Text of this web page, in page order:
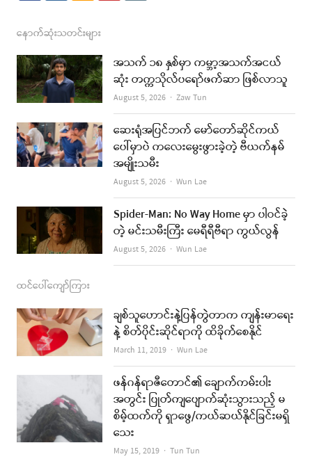
c
e
b
o
o
k
s
t
a
g
r
a
m
s
t
u
b
i
l
နောက်ဆုံးသတင်းများ
အသက် ၁၈ နှစ်မှာ ကမ္ဘာ့အသက်အငယ်
ဆုံး တက္ကသိုလ်ပရော်ဖက်ဆာ ဖြစ်လာသူ
August 5, 2026 Author
Zaw Tun
ဆေးရုံအပြင်ဘက် မော်တော်ဆိုင်ကယ်
ပေါ်မှာပဲ ကလေးမွေးဖွားခဲ့တဲ့ ဗီယက်နမ်
အမျိုးသမီး
August 5, 2026 Author
Wun Lae
Spider-Man: No Way Home မှာ ပါဝင်ခဲ့
တဲ့ မင်းသမီးကြီး မေရီရီဗီရာ ကွယ်လွန်
August 5, 2026 Author
Wun Lae
ထင်ပေါ်ကျော်ကြား
ချစ်သူဟောင်းနဲ့ပြန်တွဲတာက ကျန်းမာရေး
နဲ့ စိတ်ပိုင်းဆိုင်ရာကို ထိခိုက်စေနိုင်
March 11, 2019 Author
Wun Lae
ဖန်ဂန်ရာဇီတောင်၏ ချောက်ကမ်းပါး
အတွင်း ပြုတ်ကျပျောက်ဆုံးသွားသည့် မ
စိမ့်ထက်ကို ရှာဖွေ/ကယ်ဆယ်နိုင်ခြင်းမရှိ
သေး
May 15, 2019 Author
Tun Tun